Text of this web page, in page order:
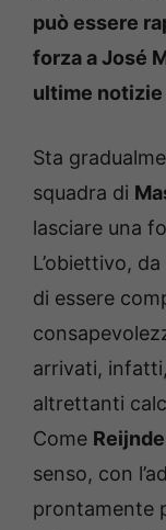
può essere
forza a José
ultime notizie
Sta
squadra di
lasciare una
L’obiettivo,
di essere
arrivati,
altrettanti
Come
senso, con
prontamente